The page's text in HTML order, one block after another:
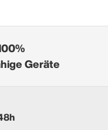
Geräte